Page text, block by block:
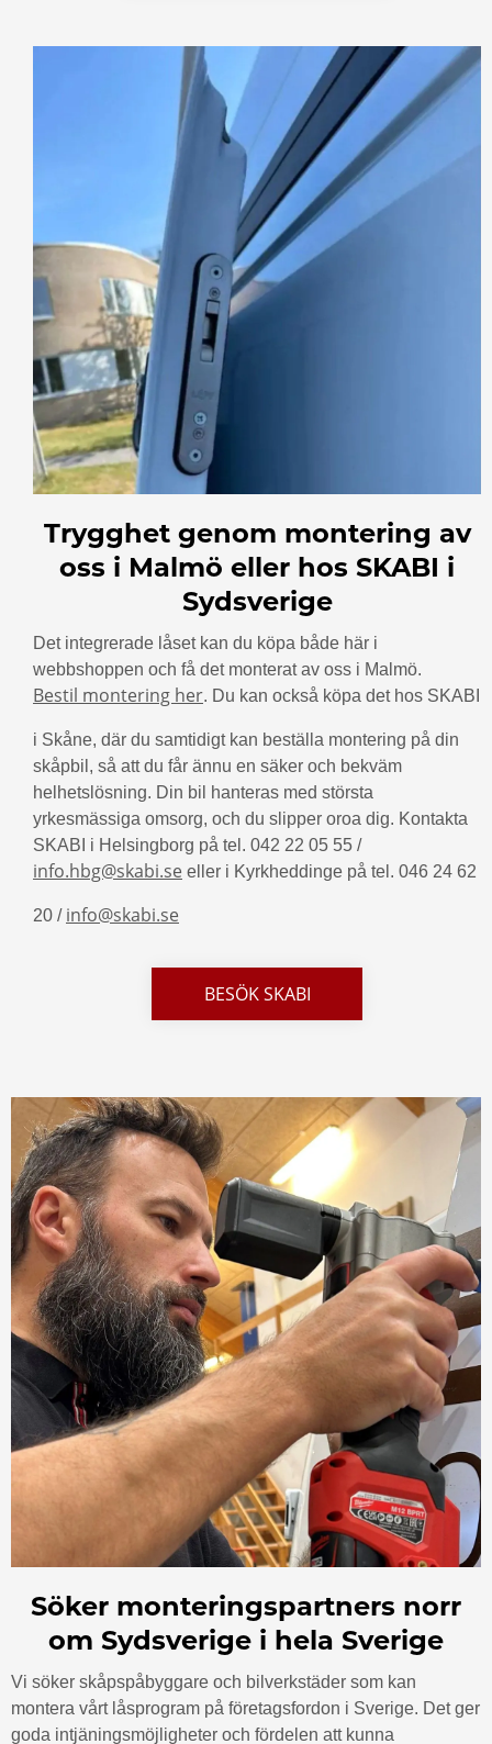
Trygghet genom montering av
oss i Malmö eller hos SKABI i
Sydsverige
Det integrerade låset kan du köpa både här i
webbshoppen och få det monterat av oss i Malmö.
Bestil montering her. Du kan också köpa det hos SKABI
i Skåne, där du samtidigt kan beställa montering på din
skåpbil, så att du får ännu en säker och bekväm
helhetslösning. Din bil hanteras med största
yrkesmässiga omsorg, och du slipper oroa dig. Kontakta
SKABI i Helsingborg på tel. 042 22 05 55 /
info.hbg@skabi.se eller i Kyrkheddinge på tel. 046 24 62
20 / info@skabi.se
BESÖK SKABI
Söker monteringspartners norr
om Sydsverige i hela Sverige
Vi söker skåpspåbyggare och bilverkstäder som kan
montera vårt låsprogram på företagsfordon i Sverige. Det ger
goda intjäningsmöjligheter och fördelen att kunna